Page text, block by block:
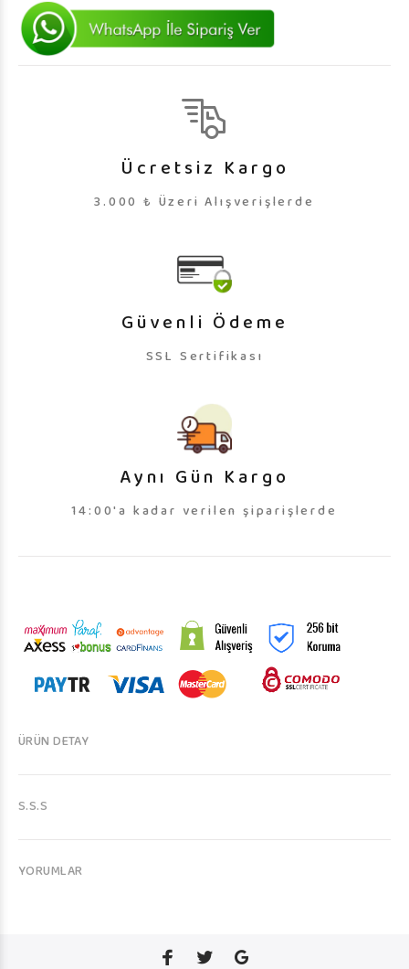
Ücretsiz Kargo
3.000 ₺ Üzeri Alışverişlerde
Güvenli Ödeme
SSL Sertifikası
Aynı Gün Kargo
14:00'a kadar verilen şiparişlerde
ÜRÜN DETAY
S.S.S
YORUMLAR